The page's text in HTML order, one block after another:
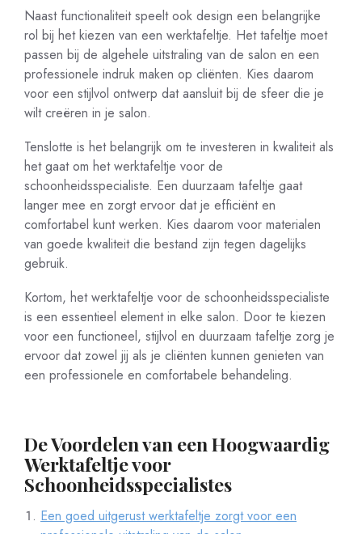
Naast functionaliteit speelt ook design een belangrijke
rol bij het kiezen van een werktafeltje. Het tafeltje moet
passen bij de algehele uitstraling van de salon en een
professionele indruk maken op cliënten. Kies daarom
voor een stijlvol ontwerp dat aansluit bij de sfeer die je
wilt creëren in je salon.
Tenslotte is het belangrijk om te investeren in kwaliteit als
het gaat om het werktafeltje voor de
schoonheidsspecialiste. Een duurzaam tafeltje gaat
langer mee en zorgt ervoor dat je efficiënt en
comfortabel kunt werken. Kies daarom voor materialen
van goede kwaliteit die bestand zijn tegen dagelijks
gebruik.
Kortom, het werktafeltje voor de schoonheidsspecialiste
is een essentieel element in elke salon. Door te kiezen
voor een functioneel, stijlvol en duurzaam tafeltje zorg je
ervoor dat zowel jij als je cliënten kunnen genieten van
een professionele en comfortabele behandeling.
De Voordelen van een Hoogwaardig
Werktafeltje voor
Schoonheidsspecialistes
Een goed uitgerust werktafeltje zorgt voor een